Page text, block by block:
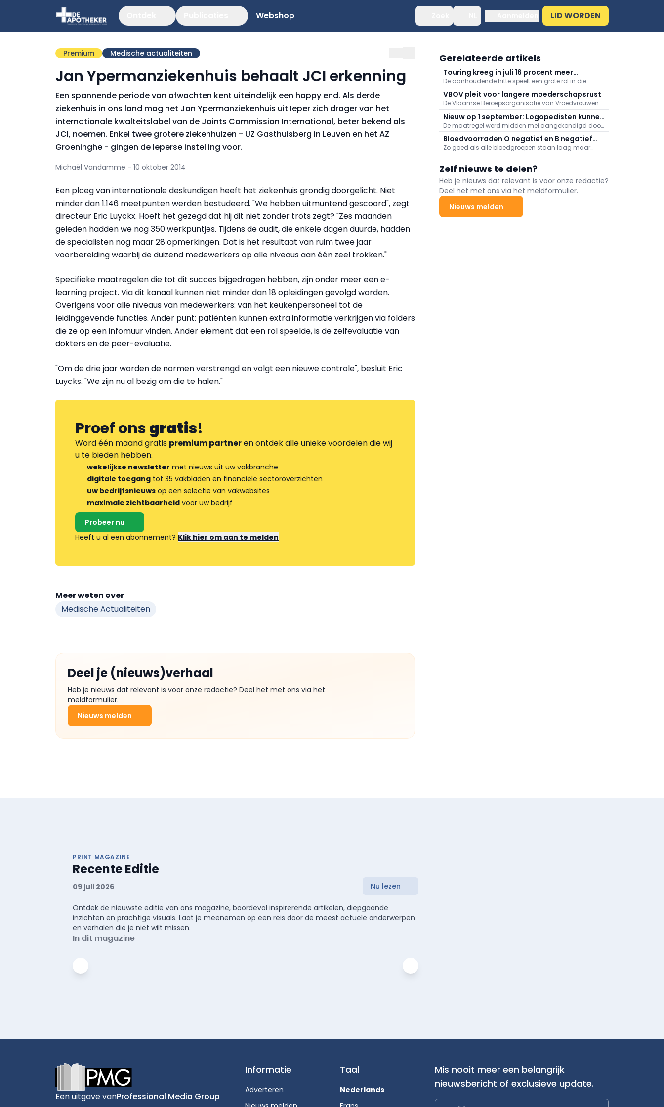
Webshop LID WORDEN
Premium Medische actualiteiten
Jan Ypermanziekenhuis behaalt JCI erkenning
Een spannende periode van afwachten kent uiteindelijk een happy end. Als derde
ziekenhuis in ons land mag het Jan Ypermanziekenhuis uit Ieper zich drager van het
internationale kwalteitslabel van de Joints Commission International, beter bekend als
JCI, noemen. Enkel twee grotere ziekenhuizen - UZ Gasthuisberg in Leuven en het AZ
Groeninghe - gingen de Ieperse instelling voor.
Michaël Vandamme - 10 oktober 2014
Een ploeg van internationale deskundigen heeft het ziekenhuis grondig doorgelicht. Niet
minder dan 1.146 meetpunten werden bestudeerd. "We hebben uitmuntend gescoord", zegt
directeur Eric Luyckx. Hoeft het gezegd dat hij dit niet zonder trots zegt? "Zes maanden
geleden hadden we nog 350 werkpuntjes. Tijdens de audit, die enkele dagen duurde, hadden
de specialisten nog maar 28 opmerkingen. Dat is het resultaat van ruim twee jaar
voorbereiding waarbij de duizend medewerkers op alle niveaus aan één zeel trokken."
Specifieke maatregelen die tot dit succes bijgedragen hebben, zijn onder meer een e-
learning project. Via dit kanaal kunnen niet minder dan 18 opleidingen gevolgd worden.
Overigens voor alle niveaus van medewerkers: van het keukenpersoneel tot de
leidinggevende functies. Ander punt: patiënten kunnen extra informatie verkrijgen via folders
die ze op een infomuur vinden. Ander element dat een rol speelde, is de zelfevaluatie van
dokters en de peer-evaluatie.
"Om de drie jaar worden de normen verstrengd en volgt een nieuwe controle", besluit Eric
Luycks. "We zijn nu al bezig om die te halen."
Proef onsgratis!
Word één maand gratis premium partneren ontdek alle unieke voordelen die wij
u te bieden hebben.
wekelijkse newsletter met nieuws uit uw vakbranche
digitale toegang tot 35 vakbladen en financiële sectoroverzichten
uw bedrijfsnieuws op een selectie van vakwebsites
maximale zichtbaarheid voor uw bedrijf
Probeer nu
Heeft u al een abonnement? Klik hier om aan te melden
Meer weten over
Medische Actualiteiten
Deel je (nieuws)verhaal
Heb je nieuws dat relevant is voor onze redactie? Deel het met ons via het
meldformulier.
Nieuws melden
Gerelateerde artikels
Touring kreeg in juli 16 procent meer
medische dossiers binnen: "Hitte speelt
grote rol"
De aanhoudende hitte speelt een grote rol in die
stijging, meldt Touring. Er kwamen daarnaast veel
oproepen binnen naar aanleiding van de
bosbranden in het zuiden van Europa.
VBOV pleit voor langere moederschapsrust
De Vlaamse Beroepsorganisatie van Vroedvrouwen
(VBOV) vraagt de federale overheid om de
moederschapsrust uit te breiden tot minstens zes
maanden na de bevalling.
Nieuw op 1 september: Logopedisten kunnen
ook videoconsultaties aanbieden
De maatregel werd midden mei aangekondigd door
minister van Volksgezondheid Frank Vandenbroucke
(Vooruit).
Bloedvoorraden O negatief en B negatief
zeer laag
Zo goed als alle bloedgroepen staan laag maar
vooral de voorraden aan O negatief en B negatief
baren zorgen.
Zelf nieuws te delen?
Heb je nieuws dat relevant is voor onze redactie?
Deel het met ons via het meldformulier.
Nieuws melden
PRINT MAGAZINE
Recente Editie
09 juli 2026 Nu lezen
Ontdek de nieuwste editie van ons magazine, boordevol inspirerende artikelen, diepgaande
inzichten en prachtige visuals. Laat je meenemen op een reis door de meest actuele onderwerpen
en verhalen die je niet wilt missen.
In dit magazine
Een uitgave vanProfessional Media Group
Informatie
Adverteren
Taal
Nederlands
Mis nooit meer een belangrijk
nieuwsbericht of exclusieve update.